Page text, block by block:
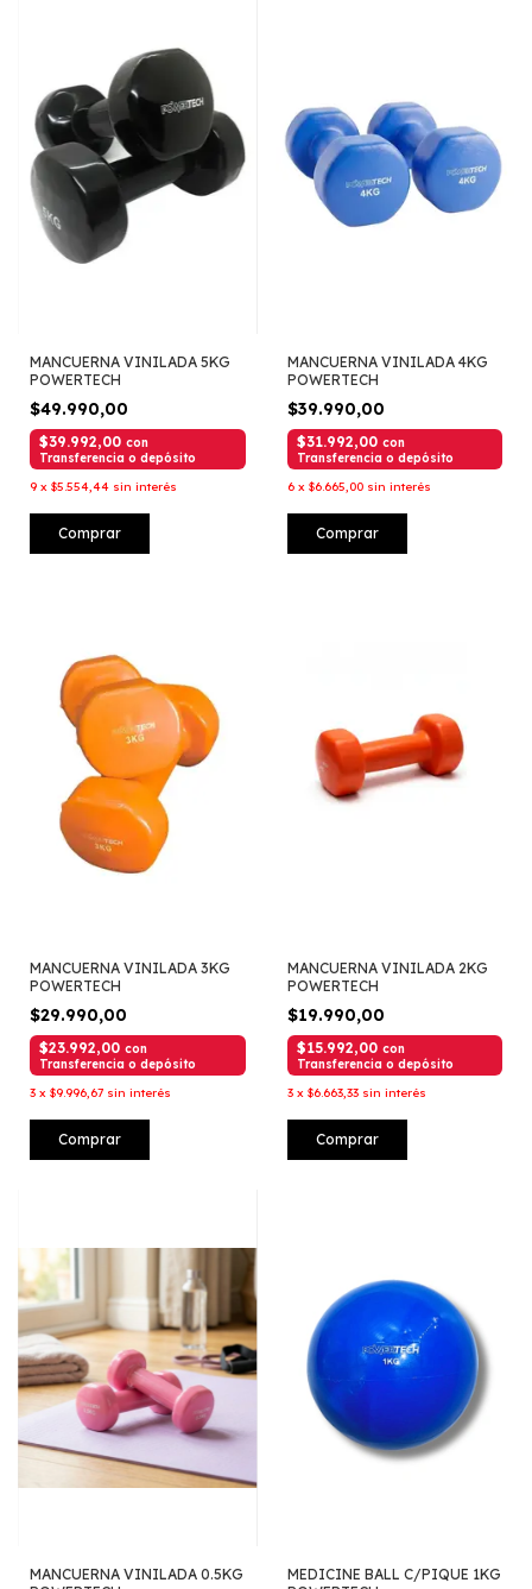
MANCUERNA VINILADA 5KG
POWERTECH
$49.990,00
$39.992,00 con
Transferencia o depósito
9 x $5.554,44 sin interés
Comprar
MANCUERNA VINILADA 4KG
POWERTECH
$39.990,00
$31.992,00 con
Transferencia o depósito
6 x $6.665,00 sin interés
Comprar
MANCUERNA VINILADA 3KG
POWERTECH
$29.990,00
$23.992,00 con
Transferencia o depósito
3 x $9.996,67 sin interés
Comprar
MANCUERNA VINILADA 2KG
POWERTECH
$19.990,00
$15.992,00 con
Transferencia o depósito
3 x $6.663,33 sin interés
Comprar
MANCUERNA VINILADA 0.5KG
MEDICINE BALL C/PIQUE 1KG